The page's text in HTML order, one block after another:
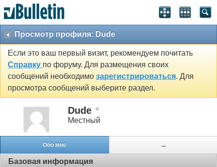
Просмотр профиля: Dude
Если это ваш первый визит, рекомендуем почитать
Справку по форуму. Для размещения своих
сообщений необходимо зарегистрироваться. Для
просмотра сообщений выберите раздел.
Dude
Местный
Обо мне ...
Базовая информация